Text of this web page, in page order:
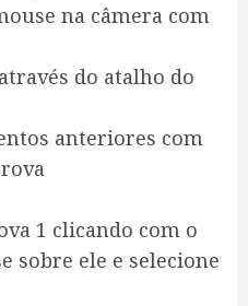
na câmera com
do atalho do
anteriores com
1 clicando com o
sobre ele e selecione